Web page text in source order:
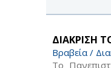
ΔΙΑΚΡΙΣΗ
Βραβεία /
Το